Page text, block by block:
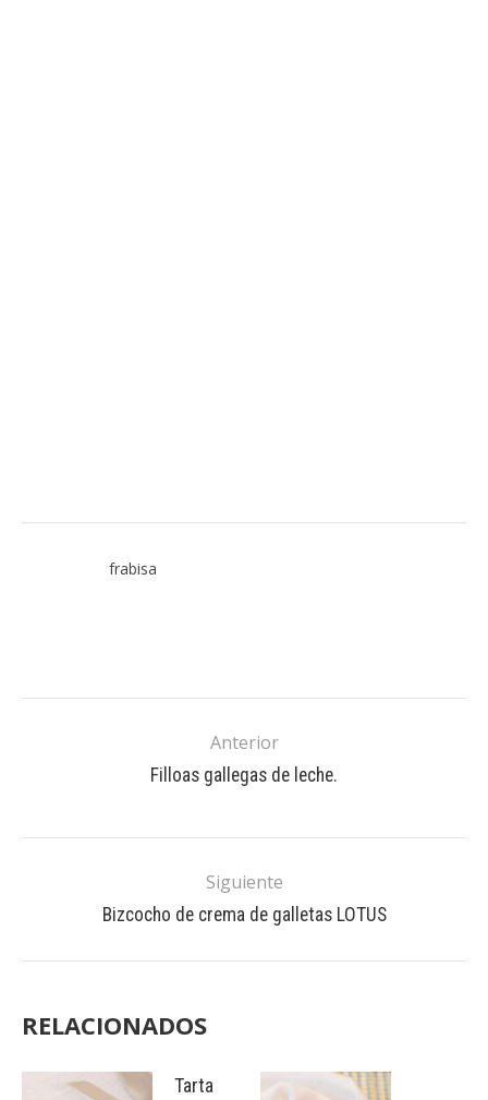
frabisa
Anterior
Filloas gallegas de leche.
Siguiente
Bizcocho de crema de galletas LOTUS
RELACIONADOS
Tarta